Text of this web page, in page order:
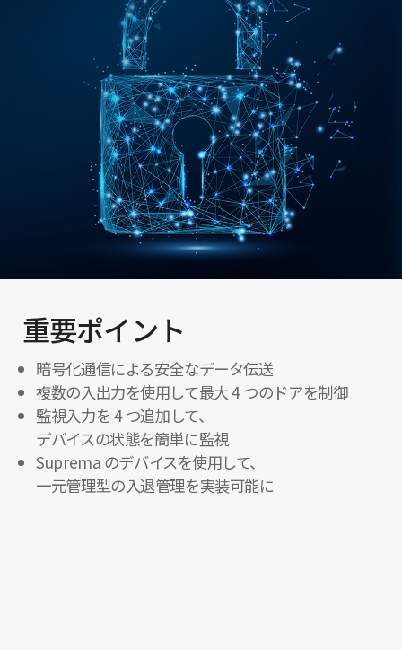
重要ポイント
暗号化通信による安全なデータ伝送
複数の入出力を使用して最大 4 つのドアを制御
監視入力を 4 つ追加して、
デバイスの状態を簡単に監視
Suprema のデバイスを使用して、
一元管理型の入退管理を実装可能に